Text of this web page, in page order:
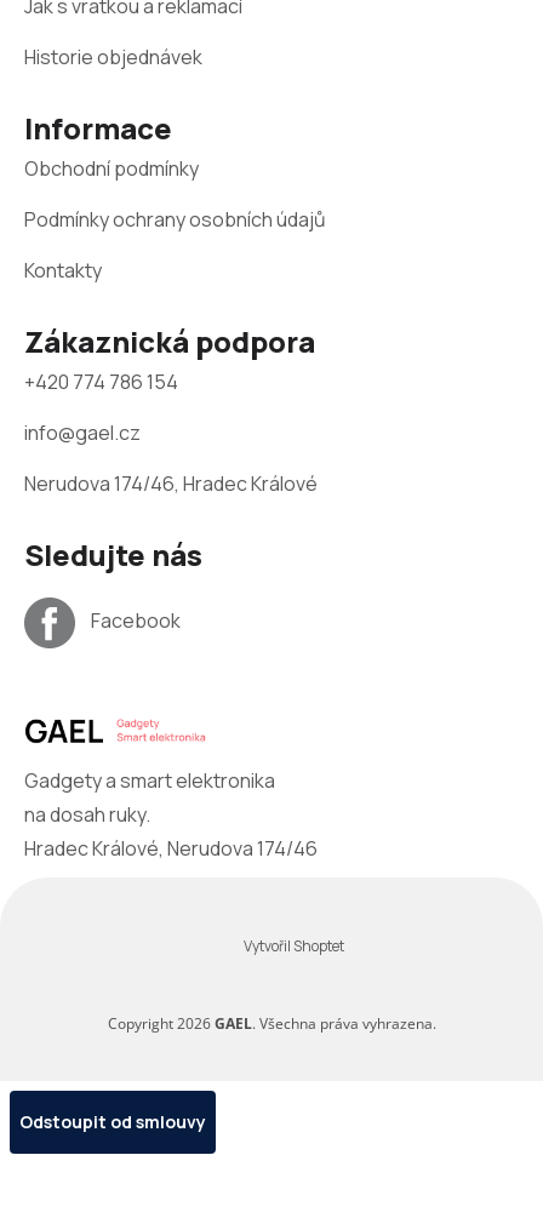
Jak s vratkou a reklamací
Historie objednávek
Informace
Obchodní podmínky
Podmínky ochrany osobních údajů
Kontakty
Zákaznická podpora
+420 774 786 154
info@gael.cz
Nerudova 174/46, Hradec Králové
Sledujte nás
Facebook
Gadgety a smart elektronika
na dosah ruky.
Hradec Králové, Nerudova 174/46
Vytvořil Shoptet
Copyright 2026GAEL. Všechna práva vyhrazena.
Odstoupit od smlouvy